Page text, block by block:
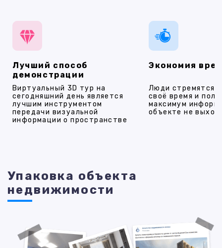
Лучший способ
демонстрации
Виртуальный 3D тур на
сегодняшний день является
лучшим инструментом
передачи визуальной
информации о пространстве
Экономия
Люди стремятся
своё время и
максимум
объекте не
Упаковка объекта
недвижимости